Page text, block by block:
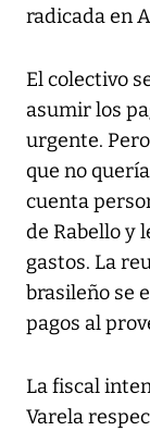
radicada en
El colectivo
asumir los
urgente.
que no
cuenta
de Rabello y
gastos. La
brasileño se
pagos al
La fiscal
Varela